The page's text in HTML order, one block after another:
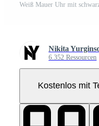
Weiß Mauer Uhr mit
Nikita
6.352 Ressourcen
Kostenlos mit